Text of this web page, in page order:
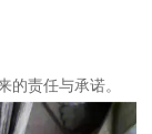
的责任与承诺。